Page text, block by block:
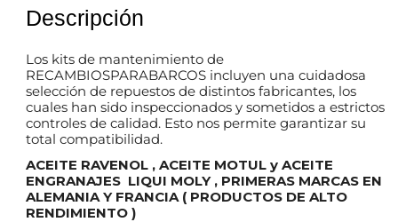
Descripción
Los kits de mantenimiento de
RECAMBIOSPARABARCOS incluyen una cuidadosa
selección de repuestos de distintos fabricantes, los
cuales han sido inspeccionados y sometidos a estrictos
controles de calidad. Esto nos permite garantizar su
total compatibilidad.
ACEITE RAVENOL , ACEITE MOTUL y ACEITE
ENGRANAJES LIQUI MOLY , PRIMERAS MARCAS EN
ALEMANIA Y FRANCIA ( PRODUCTOS DE ALTO
RENDIMIENTO )